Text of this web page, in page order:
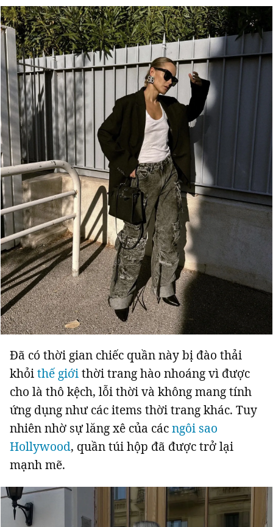
Đã có thời gian chiếc quần này bị đào thải
khỏithế giớithời trang hào nhoáng vì được
cho là thô kệch, lỗi thời và không mang tính
ứng dụng như các items thời trang khác. Tuy
nhiên nhờ sự lăng xê của cácngôi sao
Hollywood, quần túi hộp đã được trở lại
mạnh mẽ.